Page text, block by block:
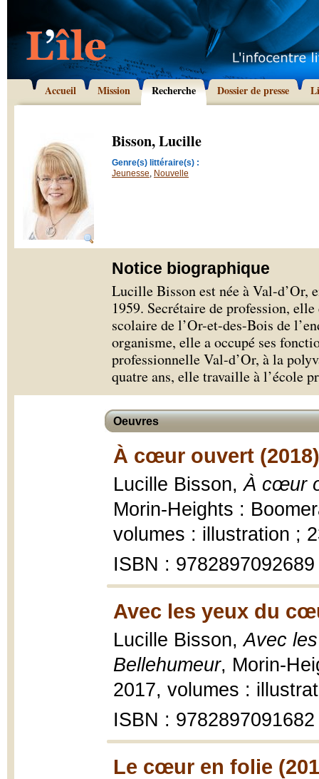
Accueil Mission Recherche Dossier de presse
Bisson, Lucille
Genre(s) littéraire(s) :
Jeunesse, Nouvelle
Notice biographique
Lucille Bisson est née à Val-d’Or,
1959. Secrétaire de profession,
scolaire de l’Or-et-des-Bois de
organisme, elle a occupé ses
professionnelle Val-d’Or, à la
quatre ans, elle travaille à l’école
Oeuvres
À cœur ouvert (2018)
Lucille Bisson,À cœur
Morin-Heights :
volumes : illustration ;
ISBN : 9782897092689
Avec les yeux du
Lucille Bisson,Avec
Bellehumeur, Morin-
2017, volumes :
ISBN : 9782897091682
Le cœur en folie